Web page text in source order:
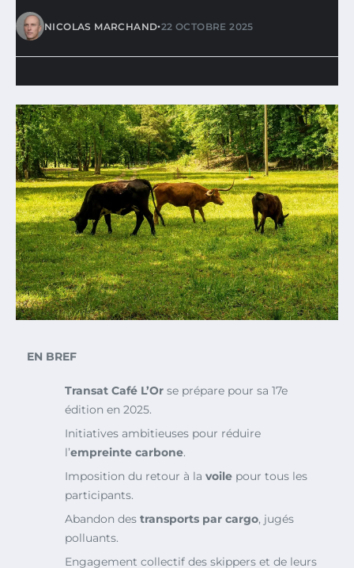
NICOLAS MARCHAND•22 OCTOBRE 2025
EN BREF
Transat Café L’Or se prépare pour sa 17e
édition en 2025.
Initiatives ambitieuses pour réduire
l’empreinte carbone.
Imposition du retour à la voile pour tous les
participants.
Abandon des transports par cargo, jugés
polluants.
Engagement collectif des skippers et de leurs